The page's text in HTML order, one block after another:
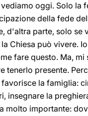
oggi. Solo la
della fede
d'altra parte, solo se
Chiesa può vivere.
fare questo. Ma, mi
tenerlo presente.
la famiglia:
insegnare la
molto importante: